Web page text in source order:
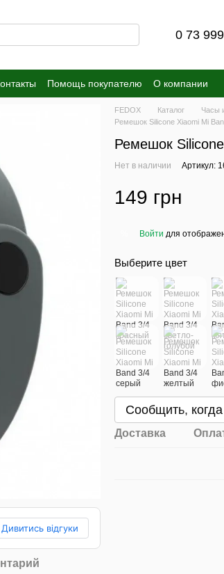
0 73
Помощь покупателю О компании
Дивитись відгуки
FEDOX Каталог Часы
Ремешок Silicone Xiaomi Mi
Ремешок
Нет в наличии Артикул:
149 грн
Войти для
Выберите цвет
Сообщить,
Доставка